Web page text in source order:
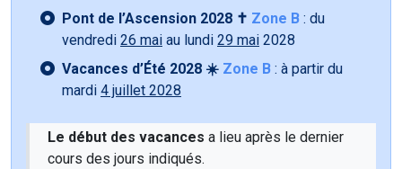
Pont de l’Ascension 2028 ✝️ Zone B : du
vendredi 26 mai au lundi 29 mai 2028
Vacances d’Été 2028 ☀️ Zone B : à partir du
mardi 4 juillet 2028
Le début des vacances a lieu après le dernier
cours des jours indiqués.